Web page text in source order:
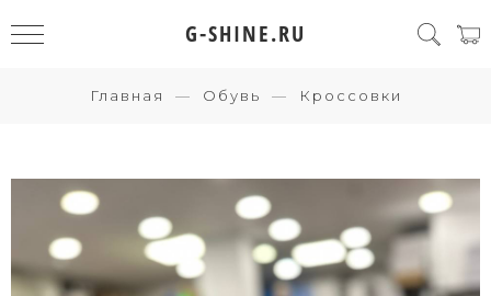
G-SHINE.RU
Главная Обувь Кроссовки